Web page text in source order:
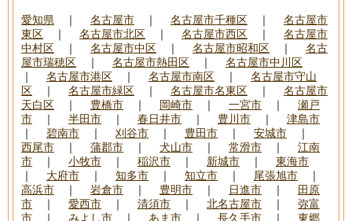
愛知県 ｜ 名古屋市 ｜ 名古屋市千種区 ｜ 名古屋市
東区 ｜ 名古屋市北区 ｜ 名古屋市西区 ｜ 名古屋市
中村区 ｜ 名古屋市中区 ｜ 名古屋市昭和区 ｜ 名古
屋市瑞穂区 ｜ 名古屋市熱田区 ｜ 名古屋市中川区
｜ 名古屋市港区 ｜ 名古屋市南区 ｜ 名古屋市守山
区 ｜ 名古屋市緑区 ｜ 名古屋市名東区 ｜ 名古屋市
天白区 ｜ 豊橋市 ｜ 岡崎市 ｜ 一宮市 ｜ 瀬戸
市 ｜ 半田市 ｜ 春日井市 ｜ 豊川市 ｜ 津島市
｜ 碧南市 ｜ 刈谷市 ｜ 豊田市 ｜ 安城市 ｜
西尾市 ｜ 蒲郡市 ｜ 犬山市 ｜ 常滑市 ｜ 江南
市 ｜ 小牧市 ｜ 稲沢市 ｜ 新城市 ｜ 東海市
｜ 大府市 ｜ 知多市 ｜ 知立市 ｜ 尾張旭市 ｜
高浜市 ｜ 岩倉市 ｜ 豊明市 ｜ 日進市 ｜
田原
市 ｜ 愛西市 ｜ 清須市 ｜ 北名古屋市 ｜ 弥富
市 ｜ みよし市 ｜ あま市 ｜ 長久手市 ｜ 東郷